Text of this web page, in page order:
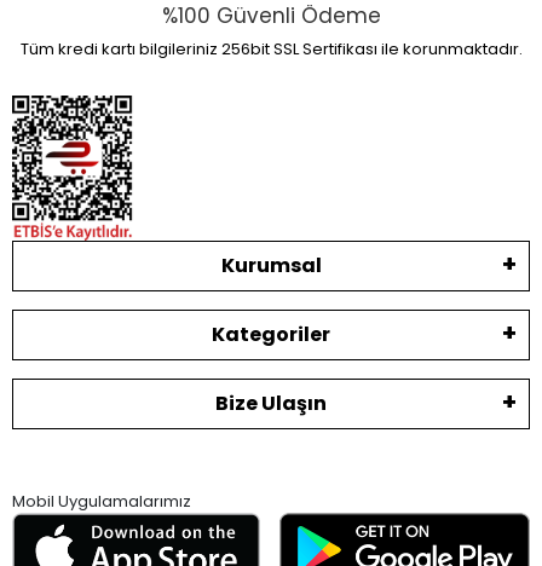
%100 Güvenli Ödeme
Tüm kredi kartı bilgileriniz 256bit SSL Sertifikası ile korunmaktadır.
Kurumsal
Kategoriler
Bize Ulaşın
Mobil Uygulamalarımız